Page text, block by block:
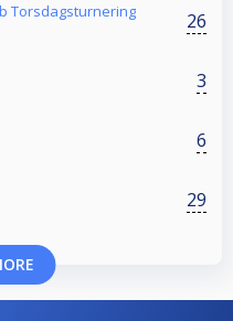
Torsdagsturnering
26
3
6
29